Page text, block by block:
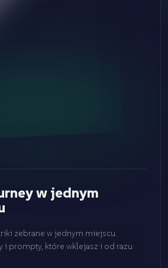
w jednym
zebrane w jednym miejscu.
i prompty, które wklejasz i od razu